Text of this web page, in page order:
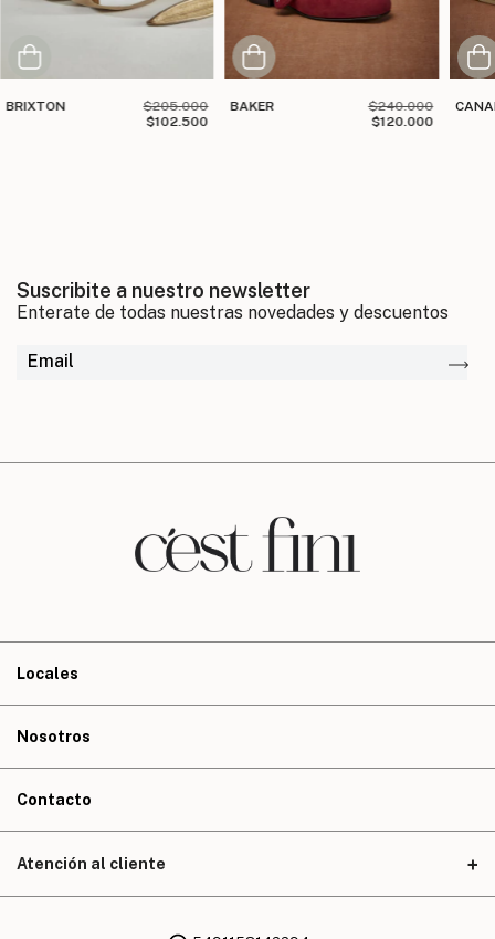
BRIXTON
$205.000
$102.500
BAKER
$240.000
$120.000
Suscribite a nuestro newsletter
Locales
Nosotros
Contacto
Atención al cliente